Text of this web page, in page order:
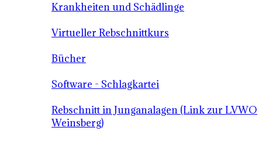
Krankheiten und Schädlinge
Virtueller Rebschnittkurs
Bücher
Software - Schlagkartei
Rebschnitt in Junganalagen (Link zur LVWO
Weinsberg)